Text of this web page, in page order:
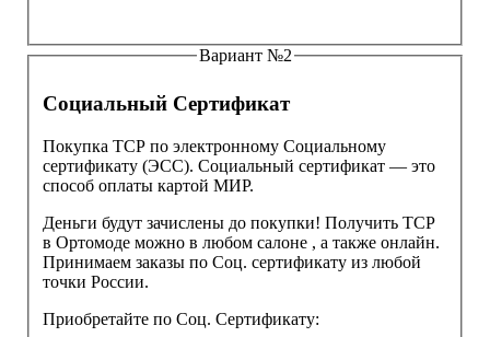
Вариант №2
Социальный Сертификат
Покупка ТСР по электронному Социальному
сертификату (ЭСС). Социальный сертификат — это
способ оплаты картой МИР.
Деньги будут зачислены до покупки! Получить ТСР
в Ортомоде можно в любом салоне , а также онлайн.
Принимаем заказы по Соц. сертификату из любой
точки России.
Приобретайте по Соц. Сертификату: